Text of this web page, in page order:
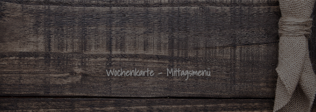
Wochenkarte - Mittagsmenü